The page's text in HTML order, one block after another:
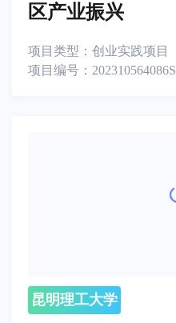
区产业振兴
项目类型： 创业实践项目
项目编号： 202310564086S
昆明理工大学